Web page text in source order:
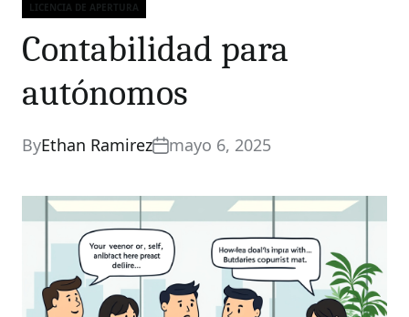
Categories
LICENCIA DE APERTURA
Contabilidad para
autónomos
ByEthan Ramirez mayo 6, 2025